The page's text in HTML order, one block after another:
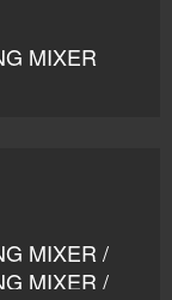
MIXER
MIXER /
MIXER /